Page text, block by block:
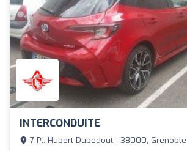
INTERCONDUITE
7 Pl. Hubert Dubedout - 38000, Grenoble